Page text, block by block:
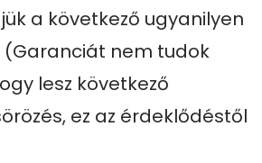
a következő ugyanilyen
(Garanciát nem tudok
lesz következő
ez az érdeklődéstől